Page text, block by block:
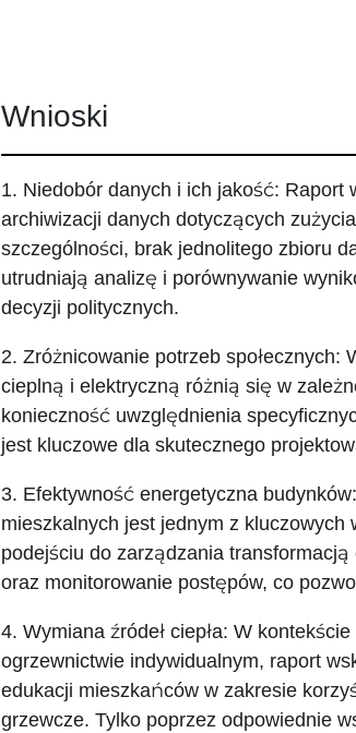
Wnioski
1. Niedobór danych i ich jakość: Raport
archiwizacji danych dotyczących
szczególności, brak jednolitego zbioru
utrudniają analizę i porównywanie
decyzji politycznych.
2. Zróżnicowanie potrzeb
cieplną i elektryczną różnią się w
konieczność uwzględnienia
jest kluczowe dla skutecznego
3. Efektywność energetyczna
mieszkalnych jest jednym z
podejściu do zarządzania
oraz monitorowanie postępów, co
4. Wymiana źródeł ciepła: W
ogrzewnictwie indywidualnym, raport
edukacji mieszkańców w zakresie
grzewcze. Tylko poprzez odpowiednie